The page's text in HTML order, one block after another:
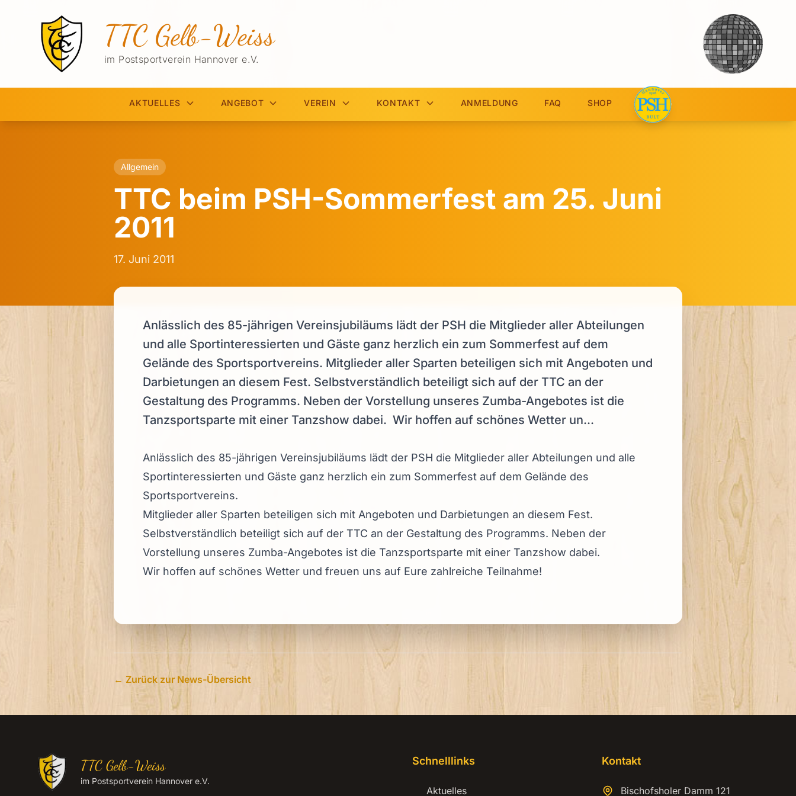
TTC Gelb-Weiss
im Postsportverein Hannover e.V.
AKTUELLES ANGEBOT VEREIN KONTAKT ANMELDUNG FAQ SHOP
Allgemein
TTC beim PSH-Sommerfest am 25. Juni
2011
17. Juni 2011
Anlässlich des 85-jährigen Vereinsjubiläums lädt der PSH die Mitglieder aller Abteilungen
und alle Sportinteressierten und Gäste ganz herzlich ein zum Sommerfest auf dem
Gelände des Sportsportvereins. Mitglieder aller Sparten beteiligen sich mit Angeboten und
Darbietungen an diesem Fest. Selbstverständlich beteiligt sich auf der TTC an der
Gestaltung des Programms. Neben der Vorstellung unseres Zumba-Angebotes ist die
Tanzsportsparte mit einer Tanzshow dabei. Wir hoffen auf schönes Wetter un...
Anlässlich des 85-jährigen Vereinsjubiläums lädt der PSH die Mitglieder aller Abteilungen und alle
Sportinteressierten und Gäste ganz herzlich ein zum Sommerfest auf dem Gelände des
Sportsportvereins.
Mitglieder aller Sparten beteiligen sich mit Angeboten und Darbietungen an diesem Fest.
Selbstverständlich beteiligt sich auf der TTC an der Gestaltung des Programms. Neben der
Vorstellung unseres Zumba-Angebotes ist die Tanzsportsparte mit einer Tanzshow dabei.
Wir hoffen auf schönes Wetter und freuen uns auf Eure zahlreiche Teilnahme!
← Zurück zur News-Übersicht
TTC Gelb-Weiss
im Postsportverein Hannover e.V.
Schnelllinks
Aktuelles
Kontakt
Bischofsholer Damm 121